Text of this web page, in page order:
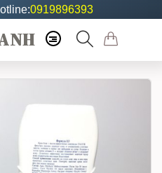
0919896393